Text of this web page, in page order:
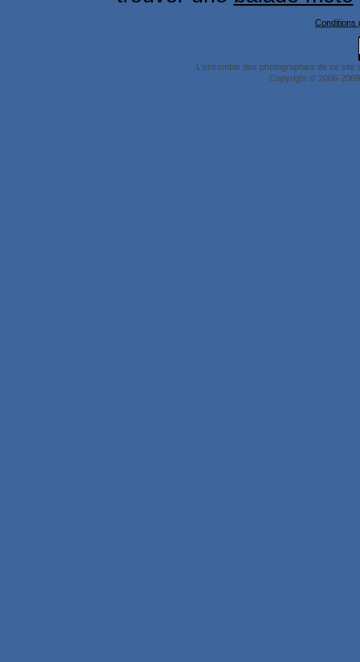
Conditions
L'ensemble des photographies de ce
Copyright © 2006-